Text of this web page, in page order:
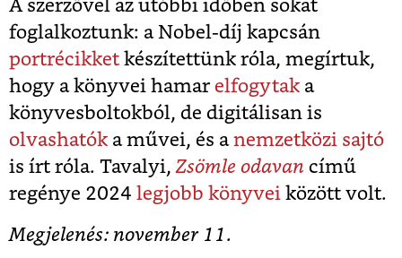
A szerzővel az utóbbi időben sokat
foglalkoztunk: a Nobel-díj kapcsán
portrécikket készítettünk róla, megírtuk,
hogy a könyvei hamar elfogytak a
könyvesboltokból, de digitálisan is
olvashatók a művei, és anemzetközi sajtó
is írt róla. Tavalyi,Zsömle odavan című
regénye 2024 legjobb könyvei között volt.
Megjelenés: november 11.